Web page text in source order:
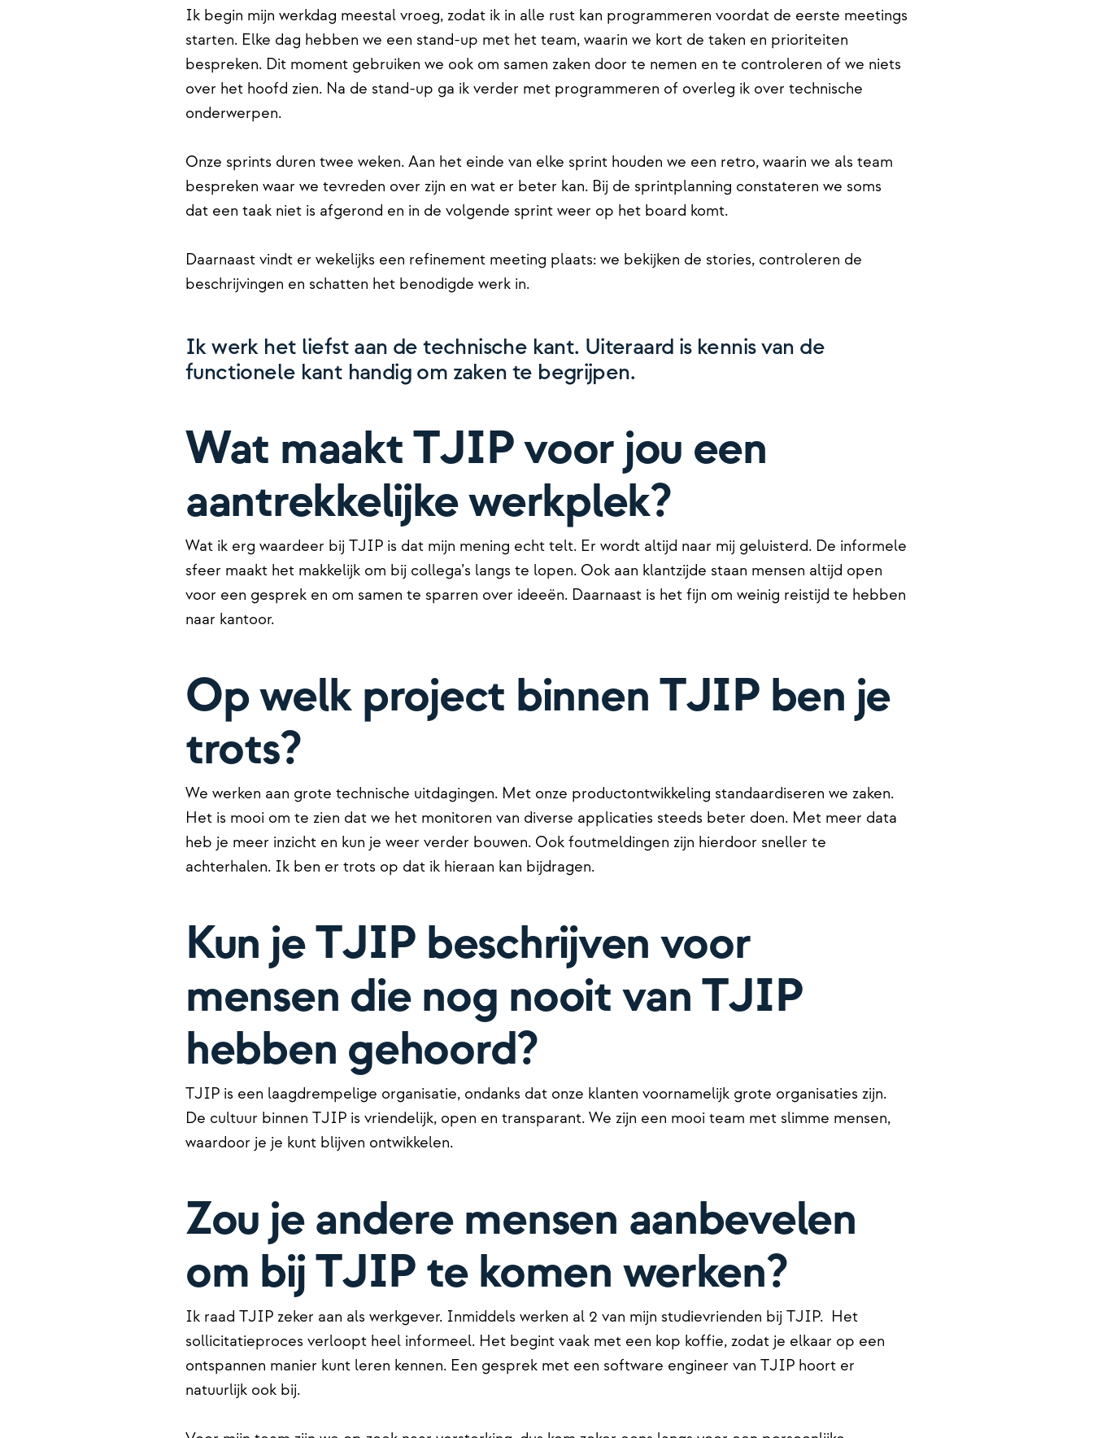
Ik begin mijn werkdag meestal vroeg, zodat ik in alle rust kan programmeren voordat de eerste meetings
starten. Elke dag hebben we een stand-up met het team, waarin we kort de taken en prioriteiten
bespreken. Dit moment gebruiken we ook om samen zaken door te nemen en te controleren of we niets
over het hoofd zien. Na de stand-up ga ik verder met programmeren of overleg ik over technische
onderwerpen.
Onze sprints duren twee weken. Aan het einde van elke sprint houden we een retro, waarin we als team
bespreken waar we tevreden over zijn en wat er beter kan. Bij de sprintplanning constateren we soms
dat een taak niet is afgerond en in de volgende sprint weer op het board komt.
Daarnaast vindt er wekelijks een refinement meeting plaats: we bekijken de stories, controleren de
beschrijvingen en schatten het benodigde werk in.
Ik werk het liefst aan de technische kant. Uiteraard is kennis van de
functionele kant handig om zaken te begrijpen.
Wat maakt TJIP voor jou een
aantrekkelijke werkplek?
Wat ik erg waardeer bij TJIP is dat mijn mening echt telt. Er wordt altijd naar mij geluisterd. De informele
sfeer maakt het makkelijk om bij collega’s langs te lopen. Ook aan klantzijde staan mensen altijd open
voor een gesprek en om samen te sparren over ideeën. Daarnaast is het fijn om weinig reistijd te hebben
naar kantoor.
Op welk project binnen TJIP ben je
trots?
We werken aan grote technische uitdagingen. Met onze productontwikkeling standaardiseren we zaken.
Het is mooi om te zien dat we het monitoren van diverse applicaties steeds beter doen. Met meer data
heb je meer inzicht en kun je weer verder bouwen. Ook foutmeldingen zijn hierdoor sneller te
achterhalen. Ik ben er trots op dat ik hieraan kan bijdragen.
Kun je TJIP beschrijven voor
mensen die nog nooit van TJIP
hebben gehoord?
TJIP is een laagdrempelige organisatie, ondanks dat onze klanten voornamelijk grote organisaties zijn.
De cultuur binnen TJIP is vriendelijk, open en transparant. We zijn een mooi team met slimme mensen,
waardoor je je kunt blijven ontwikkelen.
Zou je andere mensen aanbevelen
om bij TJIP te komen werken?
Ik raad TJIP zeker aan als werkgever. Inmiddels werken al 2 van mijn studievrienden bij TJIP. Het
sollicitatieproces verloopt heel informeel. Het begint vaak met een kop koffie, zodat je elkaar op een
ontspannen manier kunt leren kennen. Een gesprek met een software engineer van TJIP hoort er
natuurlijk ook bij.